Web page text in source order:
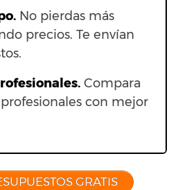
No pierdas más
precios. Te envían
Compara
con mejor
GRATIS